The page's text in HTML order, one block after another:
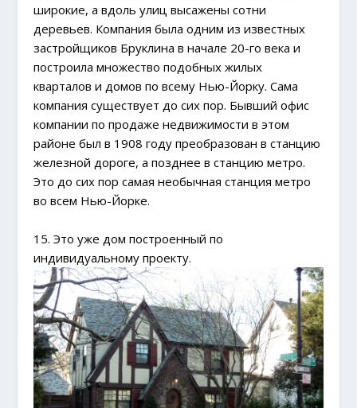
широкие, а вдоль улиц высажены сотни
деревьев. Компания была одним из известных
застройщиков Бруклина в начале 20-го века и
построила множество подобных жилых
кварталов и домов по всему Нью-Йорку. Сама
компания существует до сих пор. Бывший офис
компании по продаже недвижимости в этом
районе был в 1908 году преобразован в станцию
железной дороге, а позднее в станцию метро.
Это до сих пор самая необычная станция метро
во всем Нью-Йорке.
15. Это уже дом построенный по
индивидуальному проекту.